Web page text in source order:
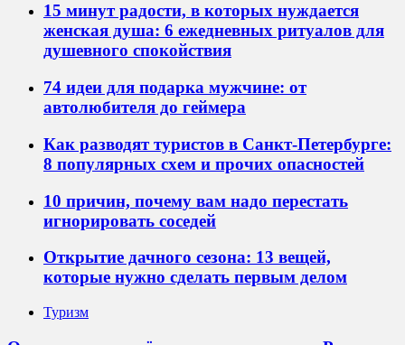
15 минут радости, в которых нуждается
женская душа: 6 ежедневных ритуалов для
душевного спокойствия
74 идеи для подарка мужчине: от
автолюбителя до геймера
Как разводят туристов в Санкт-Петербурге:
8 популярных схем и прочих опасностей
10 причин, почему вам надо перестать
игнорировать соседей
Открытие дачного сезона: 13 вещей,
которые нужно сделать первым делом
Туризм